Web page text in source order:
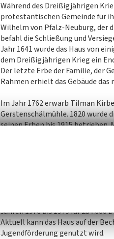
Während des Dreißigjährigen
protestantischen Gemeinde für
Wilhelm von Pfalz-Neuburg, der
befahl die Schließung und
Jahr 1641 wurde das Haus von
dem Dreißigjährigen Krieg ein
Der letzte Erbe der Familie, der
Rahmen erhielt das Gebäude
Im Jahr 1762 erwarb Tilman
Gerstenschälmühle. 1820 wurde
seinen Erben bis 1915 betrieben.
Fachwerkhauses am Ufer der
Feingerberei und Schäftefabrik
Unternehmen auf technischen
Mühlenbachweg umgesiedelt.
Stelle eine Wohnanlage mit 16
Seit 1971 ist das
Jahren 1976 bis 1979 für
Aktuell kann das Haus auf der
Jugendförderung genutzt wird.